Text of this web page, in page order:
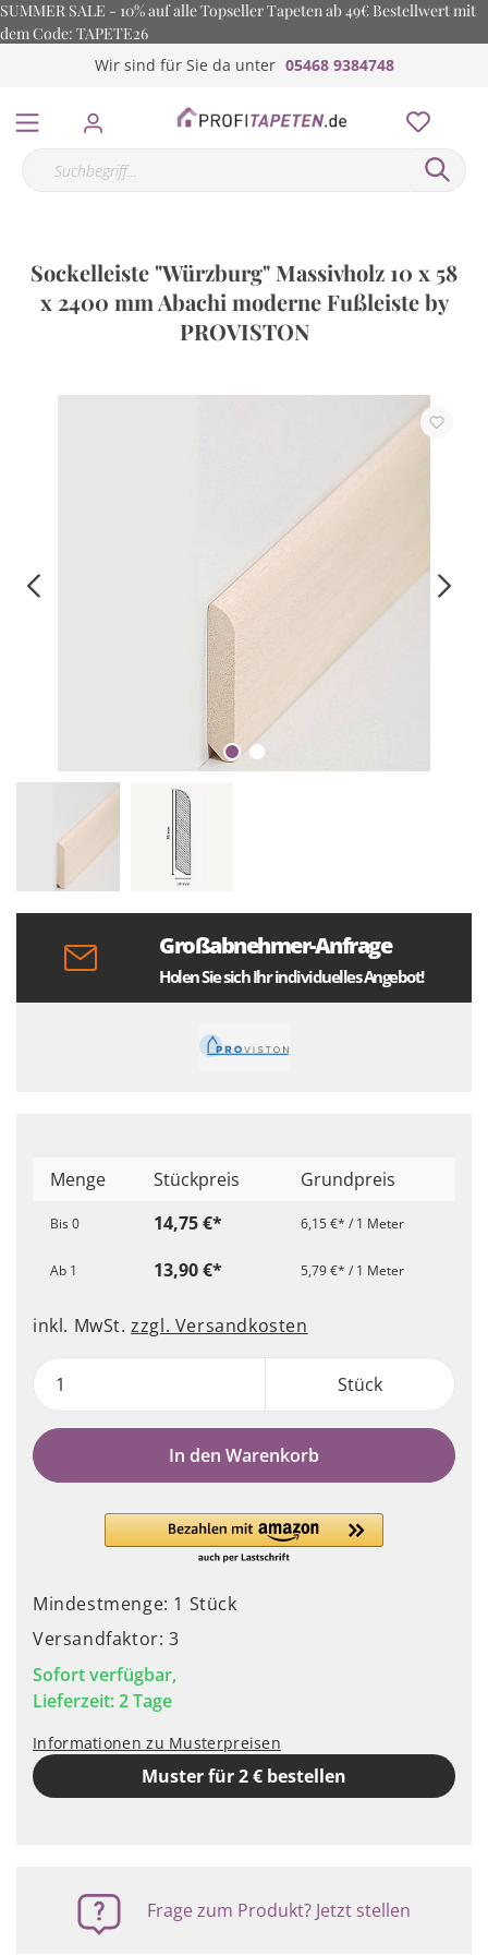
SUMMER SALE - 10% auf alle Topseller Tapeten ab 49€ Bestellwert mit
dem Code: TAPETE26
Wir sind für Sie da unter 05468 9384748
Sockelleiste "Würzburg" Massivholz 10 x 58
x 2400 mm Abachi moderne Fußleiste by
PROVISTON
Großabnehmer-Anfrage
Holen Sie sich Ihr individuelles Angebot!
Menge Stückpreis Grundpreis
Bis0 14,75 €* 6,15 €* / 1 Meter
Ab 1 13,90 €* 5,79 €* / 1 Meter
inkl. MwSt.zzgl. Versandkosten
Stück
In den Warenkorb
Mindestmenge: 1 Stück
Versandfaktor: 3
Sofort verfügbar,
Lieferzeit: 2 Tage
Informationen zu Musterpreisen
Muster für 2 € bestellen
Frage zum Produkt? Jetzt stellen